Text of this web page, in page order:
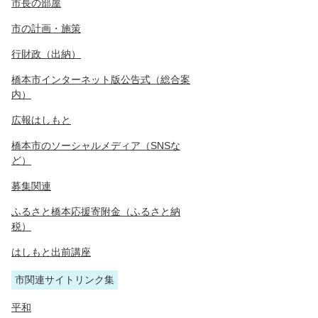
市長の部屋
市の計画・施策
行財政（出納）
橋本市インターネット版公告式（総合案
内）
広報はしもと
橋本市のソーシャルメディア（SNSな
ど）
募集関連
ふるさと橋本応援寄附金（ふるさと納
税）
はしもと出前講座
市関連サイトリンク集
平和